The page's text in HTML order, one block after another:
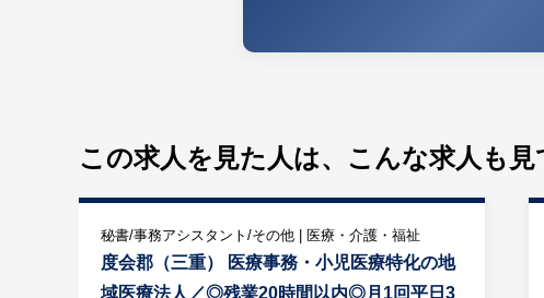
この求人を見た人は、 こんな求人も見
秘書/事務アシスタント/その他 | 医療・介護・福祉
度会郡（三重） 医療事務・小児医療特化の地
域医療法人／◎残業20時間以内◎月1回平日3